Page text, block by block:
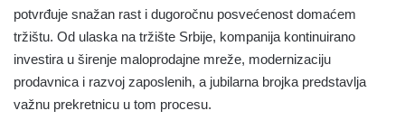
potvrđuje snažan rast i dugoročnu posvećenost domaćem
tržištu. Od ulaska na tržište Srbije, kompanija kontinuirano
investira u širenje maloprodajne mreže, modernizaciju
prodavnica i razvoj zaposlenih, a jubilarna brojka predstavlja
važnu prekretnicu u tom procesu.